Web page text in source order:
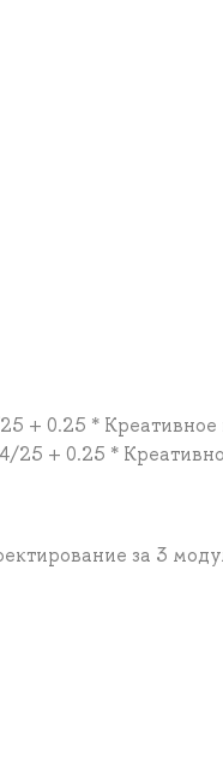
+ 0.25 *
25 + 0.25 *
за 3